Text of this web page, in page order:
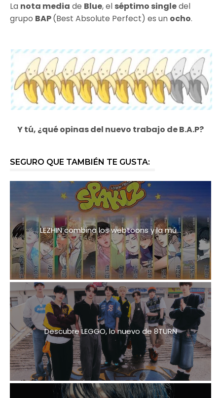
La nota media de Blue, el séptimo singledel
grupo BAP(Best Absolute Perfect) es un ocho.
Y tú, ¿qué opinas del nuevo trabajo de B.A.P?
SEGURO QUE TAMBIÉN TE GUSTA:
LEZHIN combina los webtoons y la mú...
Descubre LEGGO, lo nuevo de 8TURN